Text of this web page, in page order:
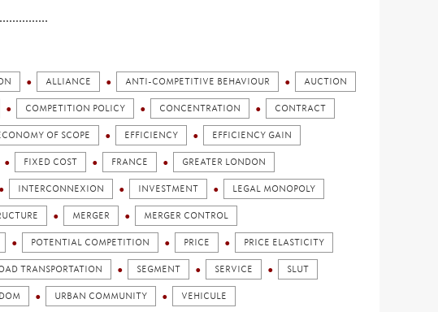
ALLIANCE ANTI-COMPETITIVE BEHAVIOUR AUCTION
COMPETITION POLICY CONCENTRATION CONTRACT
OF SCOPE EFFICIENCY EFFICIENCY GAIN
FIXED COST FRANCE GREATER LONDON
INTERCONNEXION INVESTMENT LEGAL MONOPOLY
MERGER MERGER CONTROL
POTENTIAL COMPETITION PRICE PRICE ELASTICITY
TRANSPORTATION SEGMENT SERVICE SLUT
URBAN COMMUNITY VEHICULE